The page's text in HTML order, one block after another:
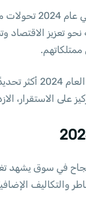
يشهد سوق
ممتلكاتهم.
مع استمرار هذه
على الاستقرار،
والتكاليف